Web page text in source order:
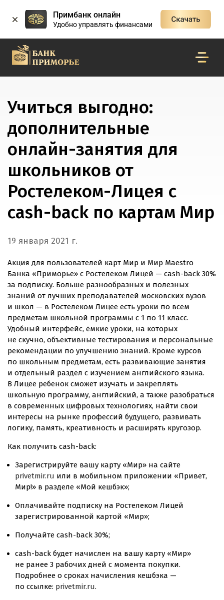
Примбанк онлайн
Удобно управлять финансами
Учиться выгодно:
дополнительные
онлайн-занятия для
школьников от
Ростелеком-Лицея с
cash-back по картам Мир
19 января 2021 г.
Акция для пользователей карт Мир и Мир Maestro
Банка «Приморье» с Ростелеком Лицей — cash-back 30%
за подписку. Больше разнообразных и полезных
знаний от лучших преподавателей московских вузов
и школ — в Ростелеком Лицее есть уроки по всем
предметам школьной программы с 1 по 11 класс.
Удобный интерфейс, ёмкие уроки, на которых
не скучно, объективные тестирования и персональные
рекомендации по улучшению знаний. Кроме курсов
по школьным предметам, есть развивающие занятия
и отдельный раздел с изучением английского языка.
В Лицее ребенок сможет изучать и закреплять
школьную программу, английский, а также разобраться
в современных цифровых технологиях, найти свои
интересы на рынке профессий будущего, развивать
логику, память, креативность и расширять кругозор.
Как получить cash-back:
Зарегистрируйте вашу карту «Мир» на сайте
privetmir.ru или в мобильном приложении «Привет,
Мир!» в разделе «Мой кешбэк»;
Оплачивайте подписку на Ростелеком Лицей
зарегистрированной картой «Мир»;
Получайте cash-back 30%;
cash-back будет начислен на вашу карту «Мир»
не ранее 3 рабочих дней с момента покупки.
Подробнее о сроках начисления кешбэка —
по ссылке: privetmir.ru.